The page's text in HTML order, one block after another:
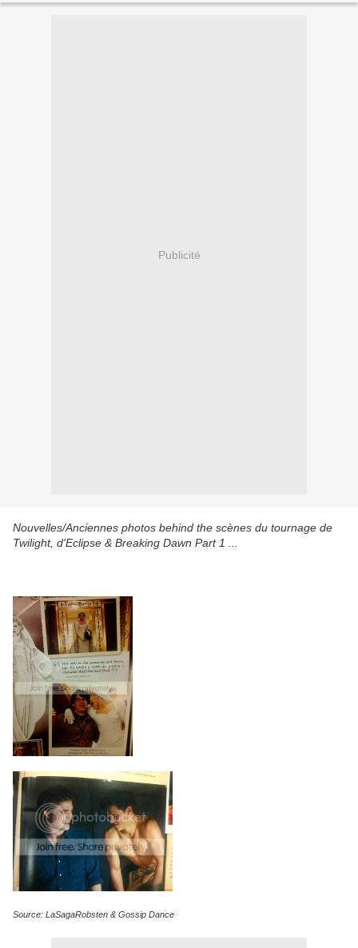
Publicité
Nouvelles/Anciennes photos behind the scènes du tournage de
Twilight, d'Eclipse & Breaking Dawn Part 1 ...
Source: LaSagaRobsten & Gossip Dance